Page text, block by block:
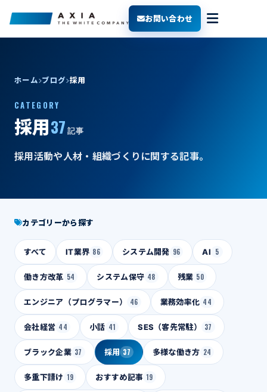
お問い合わせ
ホーム ブログ 採用
CATEGORY
採用37 記事
採用活動や人材・組織づくりに関する記事。
カテゴリーから探す
すべて IT業界 86 システム開発 96 AI 5
働き方改革 54 システム保守 48 残業 50
エンジニア（プログラマー） 46 業務効率化 44
会社経営 44 小話 41 SES（客先常駐） 37
ブラック企業 37 採用 37 多様な働き方 24
多重下請け 19 おすすめ記事 19